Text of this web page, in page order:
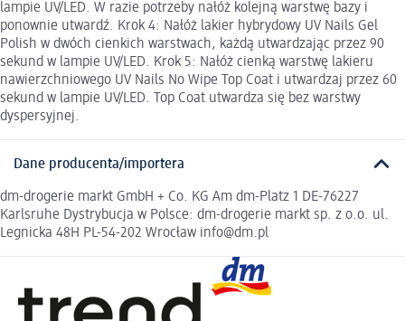
lampie UV/LED. W razie potrzeby nałóż kolejną warstwę bazy i
ponownie utwardź. Krok 4: Nałóż lakier hybrydowy UV Nails Gel
Polish w dwóch cienkich warstwach, każdą utwardzając przez 90
sekund w lampie UV/LED. Krok 5: Nałóż cienką warstwę lakieru
nawierzchniowego UV Nails No Wipe Top Coat i utwardzaj przez 60
sekund w lampie UV/LED. Top Coat utwardza się bez warstwy
dyspersyjnej.
Dane producenta/importera
dm-drogerie markt GmbH + Co. KG Am dm-Platz 1 DE-76227
Karlsruhe Dystrybucja w Polsce: dm-drogerie markt sp. z o.o. ul.
Legnicka 48H PL-54-202 Wrocław info@dm.pl